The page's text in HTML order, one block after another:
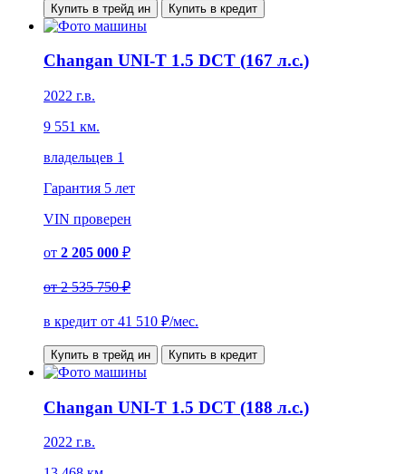
Купить в трейд ин Купить в кредит
Changan UNI-T 1.5 DCT (167 л.с.)
2022 г.в.
9 551 км.
владельцев 1
Гарантия 5 лет
VIN проверен
от 2 205 000 ₽
от2 535 750 ₽
в кредит от 41 510 ₽/мес.
Купить в трейд ин Купить в кредит
Changan UNI-T 1.5 DCT (188 л.с.)
2022 г.в.